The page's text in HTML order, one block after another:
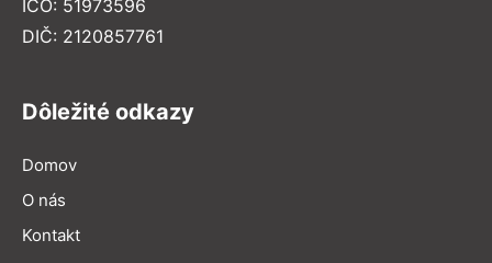
IČO: 51973596
DIČ: 2120857761
Dôležité odkazy
Domov
O nás
Kontakt